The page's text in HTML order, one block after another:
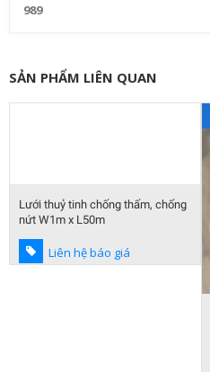
989
SẢN PHẨM LIÊN QUAN
Lưới thuỷ tinh chống thấm, chống
nứt W1m x L50m
Liên hệ báo giá